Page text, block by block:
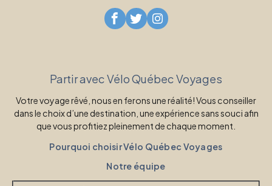
Partir avec Vélo Québec Voyages
Votre voyage rêvé, nous en ferons une réalité! Vous conseiller
dans le choix d’une destination, une expérience sans souci afin
que vous profitiez pleinement de chaque moment.
Pourquoi choisir Vélo Québec Voyages
Notre équipe